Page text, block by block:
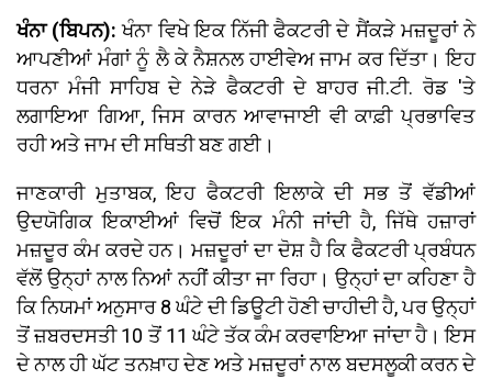
ਖੰਨਾ (ਬਿਪਨ): ਖੰਨਾ ਵਿਖੇ ਇਕ ਨਿੱਜੀ ਫੈਕਟਰੀ ਦੇ ਸੈਂਕੜੇ ਮਜ਼ਦੂਰਾਂ ਨੇ
ਆਪਣੀਆਂ ਮੰਗਾਂ ਨੂੰ ਲੈ ਕੇ ਨੈਸ਼ਨਲ ਹਾਈਵੇਅ ਜਾਮ ਕਰ ਦਿੱਤਾ। ਇਹ
ਧਰਨਾ ਮੰਜੀ ਸਾਹਿਬ ਦੇ ਨੇੜੇ ਫੈਕਟਰੀ ਦੇ ਬਾਹਰ ਜੀ.ਟੀ. ਰੋਡ 'ਤੇ
ਲਗਾਇਆ ਗਿਆ, ਜਿਸ ਕਾਰਨ ਆਵਾਜਾਈ ਵੀ ਕਾਫ਼ੀ ਪ੍ਰਭਾਵਿਤ
ਰਹੀ ਅਤੇ ਜਾਮ ਦੀ ਸਥਿਤੀ ਬਣ ਗਈ।
ਜਾਣਕਾਰੀ ਮੁਤਾਬਕ, ਇਹ ਫੈਕਟਰੀ ਇਲਾਕੇ ਦੀ ਸਭ ਤੋਂ ਵੱਡੀਆਂ
ਉਦਯੋਗਿਕ ਇਕਾਈਆਂ ਵਿਚੋਂ ਇਕ ਮੰਨੀ ਜਾਂਦੀ ਹੈ, ਜਿੱਥੇ ਹਜ਼ਾਰਾਂ
ਮਜ਼ਦੂਰ ਕੰਮ ਕਰਦੇ ਹਨ। ਮਜ਼ਦੂਰਾਂ ਦਾ ਦੋਸ਼ ਹੈ ਕਿ ਫੈਕਟਰੀ ਪ੍ਰਬੰਧਨ
ਵੱਲੋਂ ਉਨ੍ਹਾਂ ਨਾਲ ਨਿਆਂ ਨਹੀਂ ਕੀਤਾ ਜਾ ਰਿਹਾ। ਉਨ੍ਹਾਂ ਦਾ ਕਹਿਣਾ ਹੈ
ਕਿ ਨਿਯਮਾਂ ਅਨੁਸਾਰ 8 ਘੰਟੇ ਦੀ ਡਿਊਟੀ ਹੋਣੀ ਚਾਹੀਦੀ ਹੈ, ਪਰ ਉਨ੍ਹਾਂ
ਤੋਂ ਜ਼ਬਰਦਸਤੀ 10 ਤੋਂ 11 ਘੰਟੇ ਤੱਕ ਕੰਮ ਕਰਵਾਇਆ ਜਾਂਦਾ ਹੈ। ਇਸ
ਦੇ ਨਾਲ ਹੀ ਘੱਟ ਤਨਖ਼ਾਹ ਦੇਣ ਅਤੇ ਮਜ਼ਦੂਰਾਂ ਨਾਲ ਬਦਸਲੂਕੀ ਕਰਨ ਦੇ